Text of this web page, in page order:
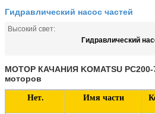
Гидравлический насос частей
Высокий свет:
Гидравлический
МОТОР КАЧАНИЯ KOMATSU PC200-
моторов
Нет. Имя части